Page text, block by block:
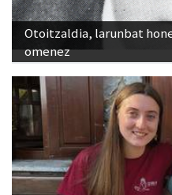
Otoitzaldia, larunbat
omenez